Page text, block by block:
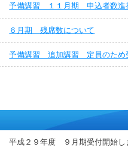
予備講習 １１月期 申込者数進
６月期 残席数について
予備講習 追加講習 定員のため
平成２９年度 ９月期受付開始し